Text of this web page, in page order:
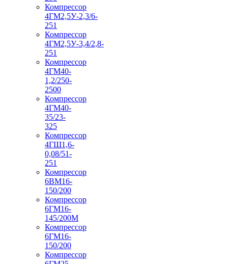
Компрессор
4ГМ2,5У-2,3/6-
251
Компрессор
4ГМ2,5У-3,4/2,8-
251
Компрессор
4ГМ40-
1,2/250-
2500
Компрессор
4ГМ40-
35/23-
325
Компрессор
4ГШ1,6-
0,08/51-
251
Компрессор
6ВМ16-
150/200
Компрессор
6ГМ16-
145/200М
Компрессор
6ГМ16-
150/200
Компрессор